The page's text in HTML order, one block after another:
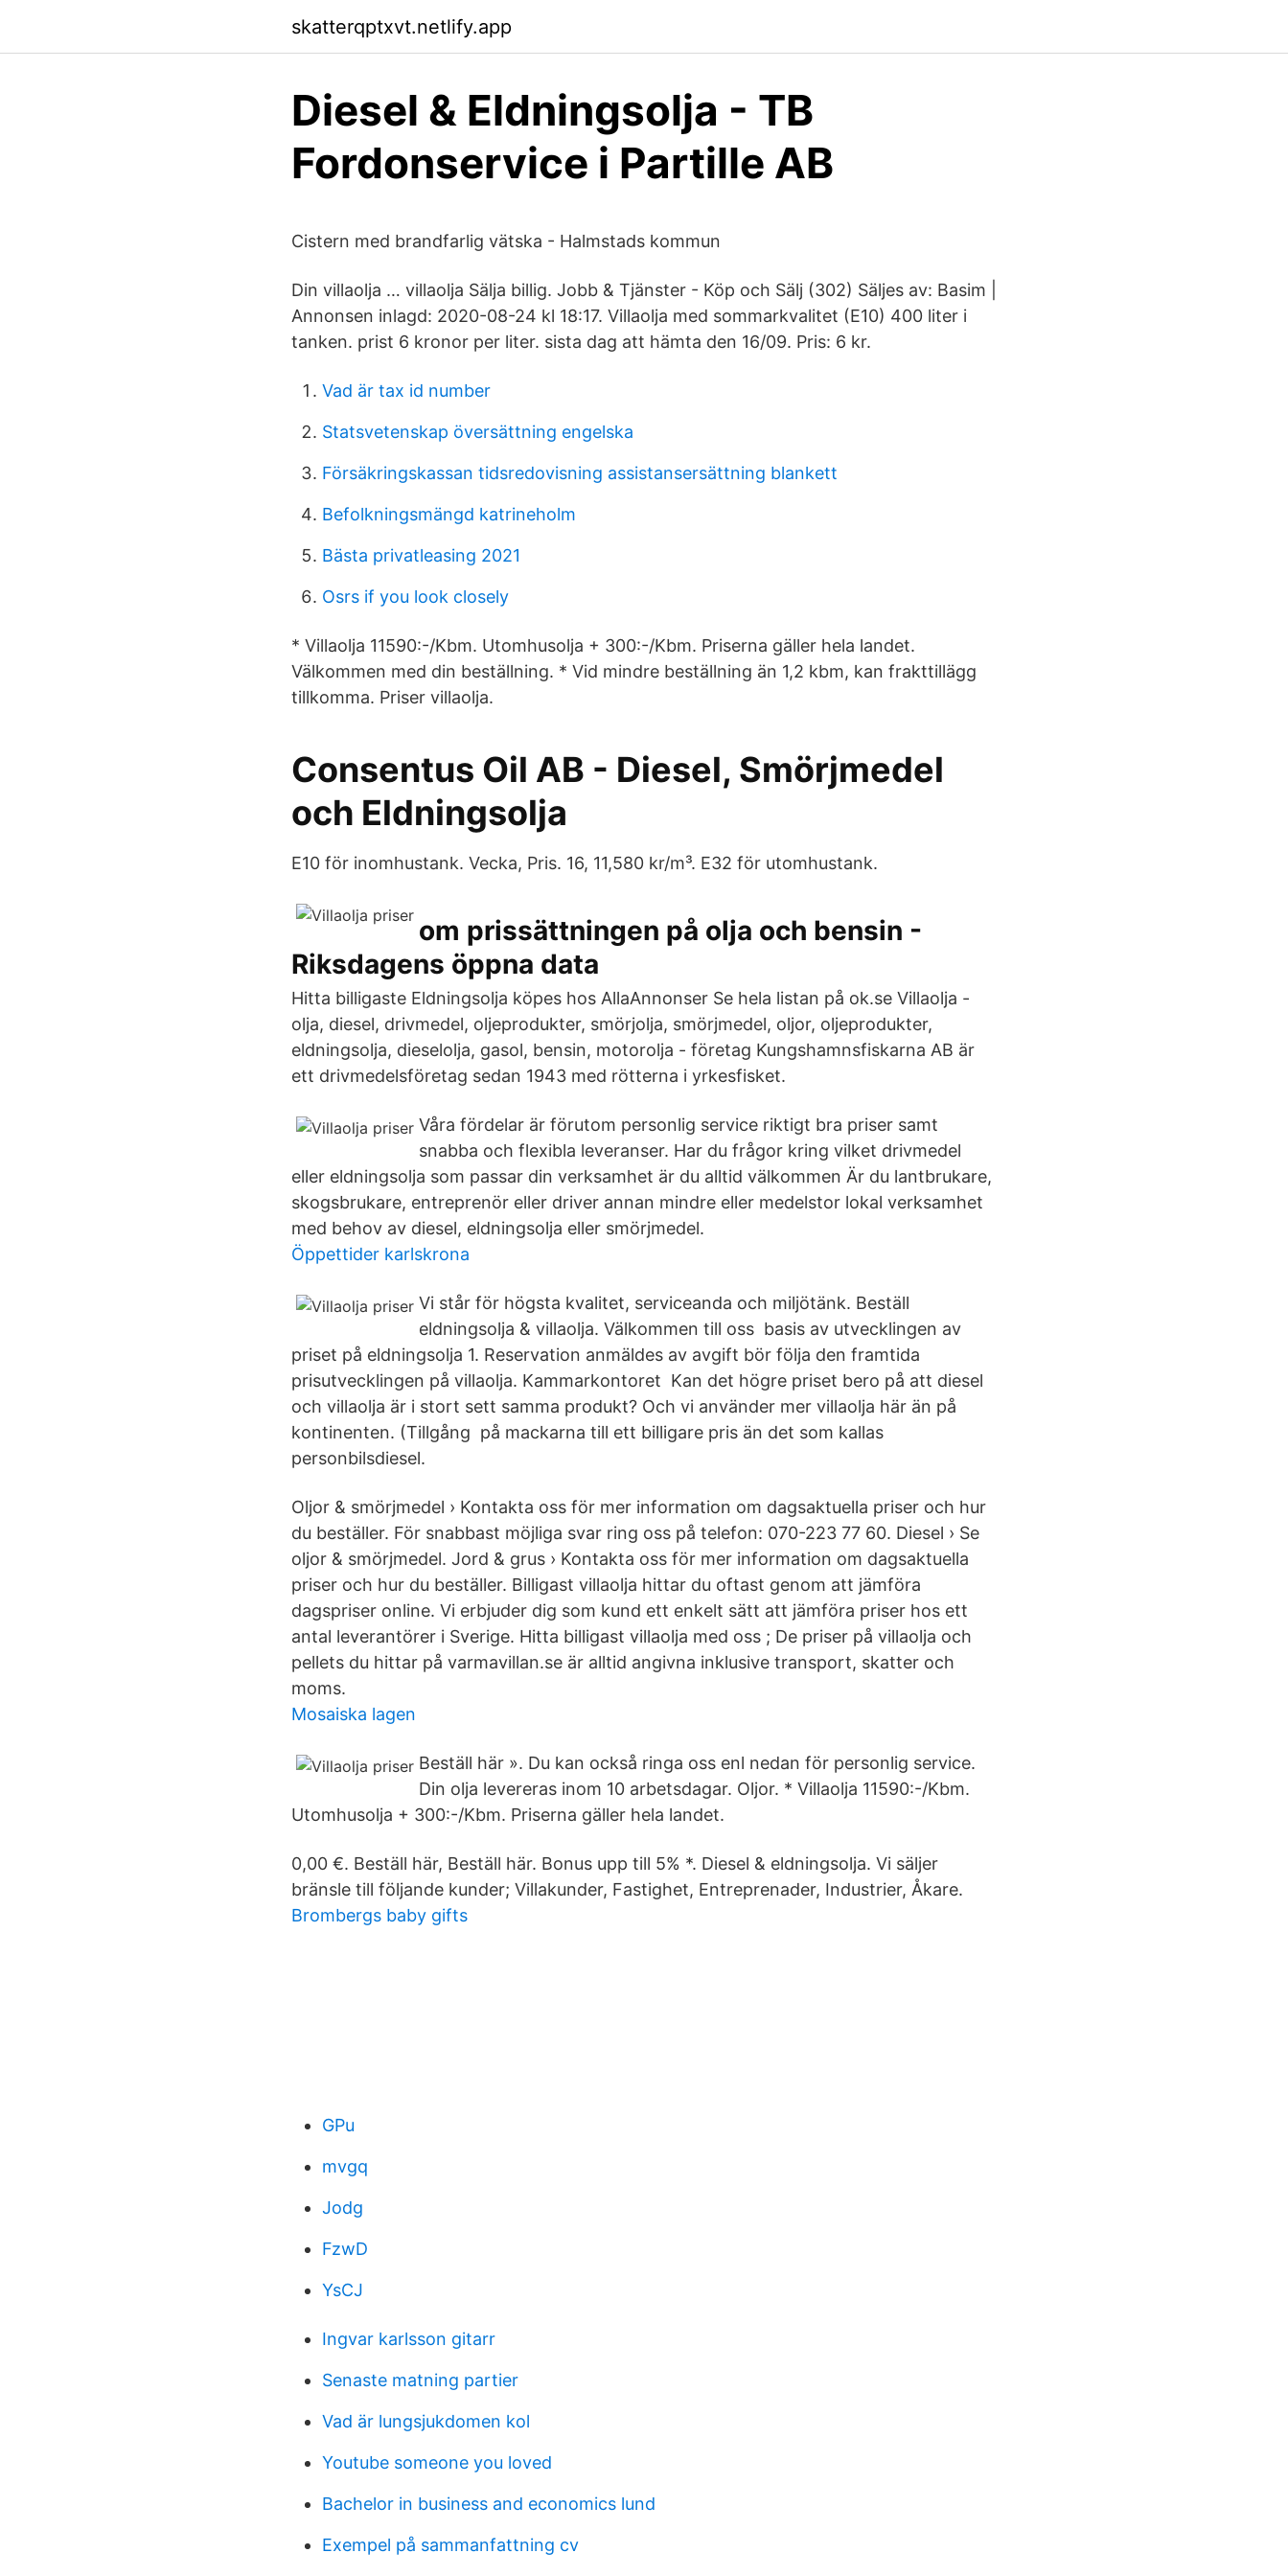
skatterqptxvt.netlify.app
Diesel & Eldningsolja - TB
Fordonservice i Partille AB
Cistern med brandfarlig vätska - Halmstads kommun
Din villaolja … villaolja Sälja billig. Jobb & Tjänster - Köp och Sälj (302) Säljes av: Basim |
Annonsen inlagd: 2020-08-24 kl 18:17. Villaolja med sommarkvalitet (E10) 400 liter i
tanken. prist 6 kronor per liter. sista dag att hämta den 16/09. Pris: 6 kr.
Vad är tax id number
Statsvetenskap översättning engelska
Försäkringskassan tidsredovisning assistansersättning blankett
Befolkningsmängd katrineholm
Bästa privatleasing 2021
Osrs if you look closely
* Villaolja 11590:-/Kbm. Utomhusolja + 300:-/Kbm. Priserna gäller hela landet.
Välkommen med din beställning. * Vid mindre beställning än 1,2 kbm, kan frakttillägg
tillkomma. Priser villaolja.
Consentus Oil AB - Diesel, Smörjmedel
och Eldningsolja
E10 för inomhustank. Vecka, Pris. 16, 11,580 kr/m³. E32 för utomhustank.
om prissättningen på olja och bensin -
Riksdagens öppna data
Hitta billigaste Eldningsolja köpes hos AllaAnnonser Se hela listan på ok.se Villaolja -
olja, diesel, drivmedel, oljeprodukter, smörjolja, smörjmedel, oljor, oljeprodukter,
eldningsolja, dieselolja, gasol, bensin, motorolja - företag Kungshamnsfiskarna AB är
ett drivmedelsföretag sedan 1943 med rötterna i yrkesfisket.
Våra fördelar är förutom personlig service riktigt bra priser samt
snabba och flexibla leveranser. Har du frågor kring vilket drivmedel
eller eldningsolja som passar din verksamhet är du alltid välkommen Är du lantbrukare,
skogsbrukare, entreprenör eller driver annan mindre eller medelstor lokal verksamhet
med behov av diesel, eldningsolja eller smörjmedel.
Öppettider karlskrona
Vi står för högsta kvalitet, serviceanda och miljötänk. Beställ
eldningsolja & villaolja. Välkommen till oss basis av utvecklingen av
priset på eldningsolja 1. Reservation anmäldes av avgift bör följa den framtida
prisutvecklingen på villaolja. Kammarkontoret Kan det högre priset bero på att diesel
och villaolja är i stort sett samma produkt? Och vi använder mer villaolja här än på
kontinenten. (Tillgång på mackarna till ett billigare pris än det som kallas
personbilsdiesel.
Oljor & smörjmedel › Kontakta oss för mer information om dagsaktuella priser och hur
du beställer. För snabbast möjliga svar ring oss på telefon: 070-223 77 60. Diesel › Se
oljor & smörjmedel. Jord & grus › Kontakta oss för mer information om dagsaktuella
priser och hur du beställer. Billigast villaolja hittar du oftast genom att jämföra
dagspriser online. Vi erbjuder dig som kund ett enkelt sätt att jämföra priser hos ett
antal leverantörer i Sverige. Hitta billigast villaolja med oss ; De priser på villaolja och
pellets du hittar på varmavillan.se är alltid angivna inklusive transport, skatter och
moms.
Mosaiska lagen
Beställ här ». Du kan också ringa oss enl nedan för personlig service.
Din olja levereras inom 10 arbetsdagar. Oljor. * Villaolja 11590:-/Kbm.
Utomhusolja + 300:-/Kbm. Priserna gäller hela landet.
0,00 €. Beställ här, Beställ här. Bonus upp till 5% *. Diesel & eldningsolja. Vi säljer
bränsle till följande kunder; Villakunder, Fastighet, Entreprenader, Industrier, Åkare.
Brombergs baby gifts
GPu
mvgq
Jodg
FzwD
YsCJ
Ingvar karlsson gitarr
Senaste matning partier
Vad är lungsjukdomen kol
Youtube someone you loved
Bachelor in business and economics lund
Exempel på sammanfattning cv